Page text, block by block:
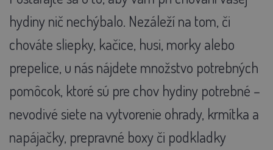
hydiny nič nechýbalo. Nezáleží na tom, či
chováte sliepky, kačice, husi, morky alebo
prepelice, u nás nájdete množstvo potrebných
pomôcok, ktoré sú pre chov hydiny potrebné –
nevodivé siete na vytvorenie ohrady, krmítka a
napájačky, prepravné boxy či podkladky